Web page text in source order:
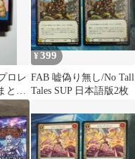
ー
ード
ロレ
とめ
¥399
FAB 嘘偽り無し/No Tall
Tales SUP 日本語版2枚